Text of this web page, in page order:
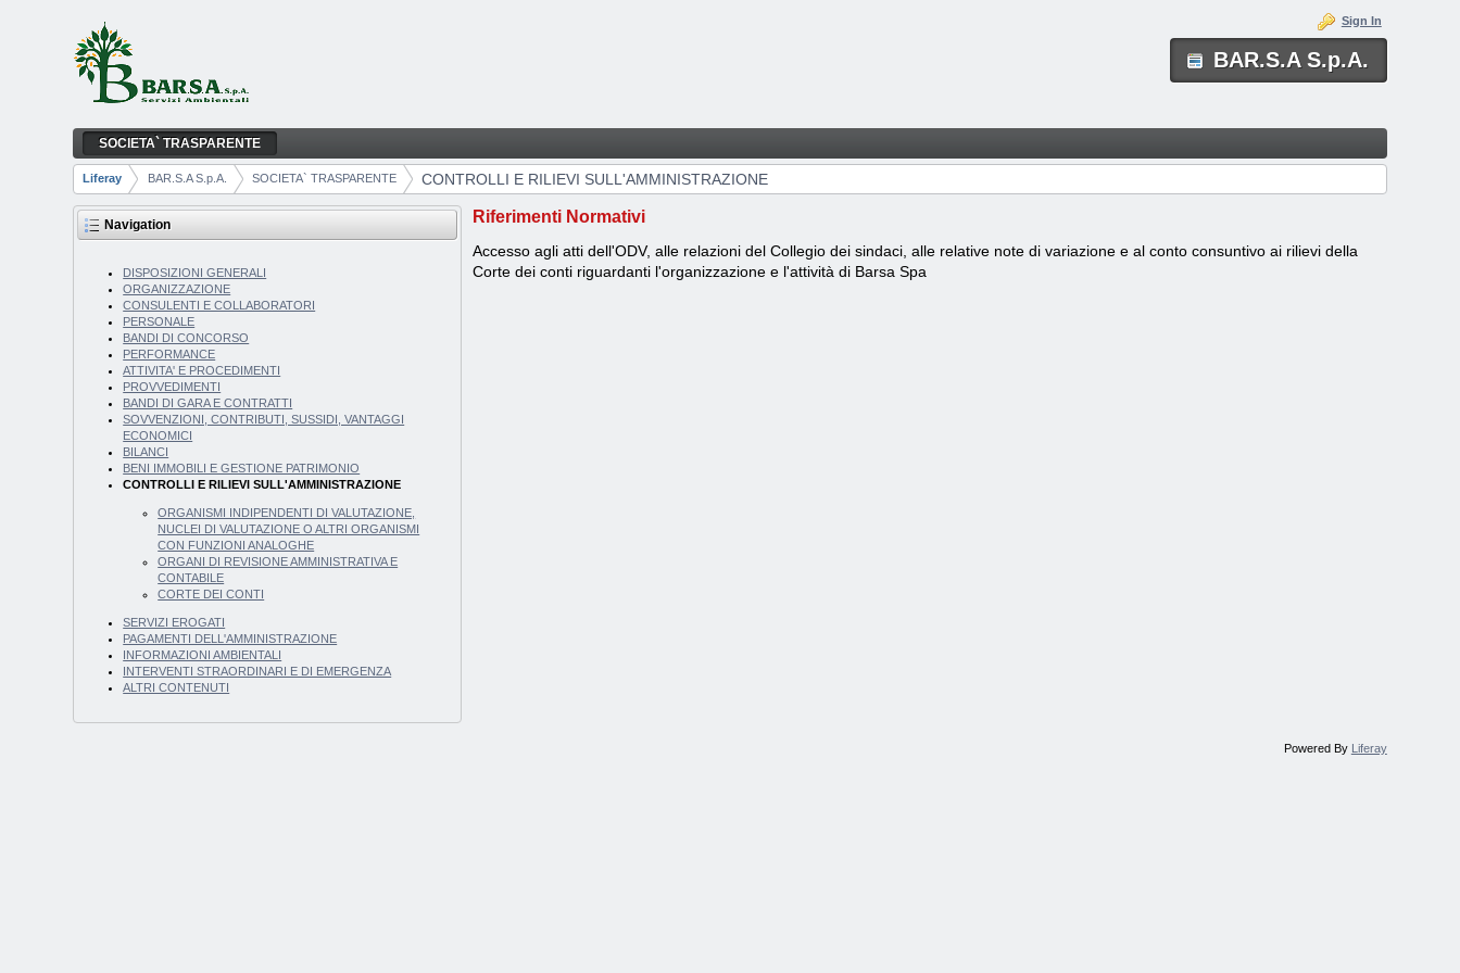
BAR.S.A S.p.A.
CONTROLLI E RILIEVI SULL'AMMINISTRAZIONE
Sign In
Navigation
SOCIETA` TRASPARENTE
Breadcrumbs
Liferay BAR.S.A S.p.A. SOCIETA` TRASPARENTE CONTROLLI E RILIEVI SULL'AMMINISTRAZIONE
Navigation
DISPOSIZIONI GENERALI
ORGANIZZAZIONE
CONSULENTI E COLLABORATORI
PERSONALE
BANDI DI CONCORSO
PERFORMANCE
ATTIVITA' E PROCEDIMENTI
PROVVEDIMENTI
BANDI DI GARA E CONTRATTI
SOVVENZIONI, CONTRIBUTI, SUSSIDI, VANTAGGI
ECONOMICI
BILANCI
BENI IMMOBILI E GESTIONE PATRIMONIO
CONTROLLI E RILIEVI SULL'AMMINISTRAZIONE
ORGANISMI INDIPENDENTI DI VALUTAZIONE,
NUCLEI DI VALUTAZIONE O ALTRI ORGANISMI
CON FUNZIONI ANALOGHE
ORGANI DI REVISIONE AMMINISTRATIVA E
CONTABILE
CORTE DEI CONTI
SERVIZI EROGATI
PAGAMENTI DELL'AMMINISTRAZIONE
INFORMAZIONI AMBIENTALI
INTERVENTI STRAORDINARI E DI EMERGENZA
ALTRI CONTENUTI
Riferimenti Normativi
Accesso agli atti dell'ODV, alle relazioni del Collegio dei sindaci, alle relative note di variazione e al conto consuntivo ai rilievi della
Corte dei conti riguardanti l'organizzazione e l'attività di Barsa Spa
Powered By Liferay